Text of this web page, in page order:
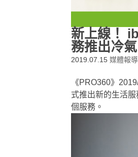
新上線！
務推出冷
2019.07.15 媒體報導
《PRO360》
式推出新的生活
個服務。